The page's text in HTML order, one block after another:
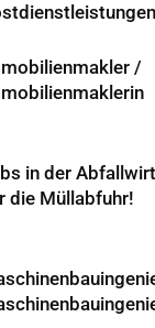
/
in der
die Müllabfuhr!